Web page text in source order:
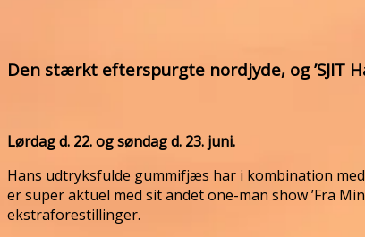
Den stærkt efterspurgte nordjyde, og ’SJIT
Lørdag d. 22. og søndag d. 23. juni.
Hans udtryksfulde gummifjæs har i kombination
er super aktuel med sit andet one-man show ’Fra
ekstraforestillinger.